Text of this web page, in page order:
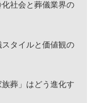
社会と葬儀業界の
タイルと価値観の
葬」はどう進化す